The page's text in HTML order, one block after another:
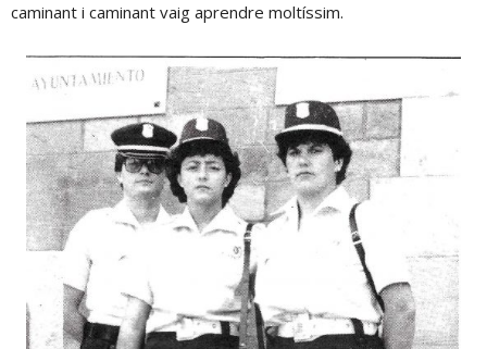
caminant i caminant vaig aprendre moltíssim.